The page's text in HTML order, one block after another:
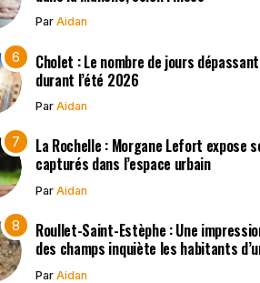
Par Aidan
Cholet : Le nombre de jours
durant l’été 2026
Par Aidan
La Rochelle : Morgane Lefort
capturés dans l’espace urbain
Par Aidan
Roullet-Saint-Estèphe : Une
des champs inquiète les habitants
Par Aidan